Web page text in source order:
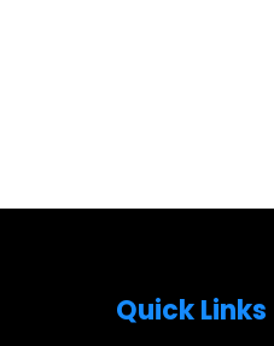
Quick Links